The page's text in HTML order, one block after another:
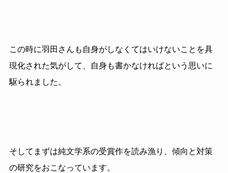
この時に羽田さんも自身がしなくてはいけないことを具
現化された気がして、自身も書かなければという思いに
駆られました。
そしてまずは純文学系の受賞作を読み漁り、傾向と対策
の研究をおこなっています。